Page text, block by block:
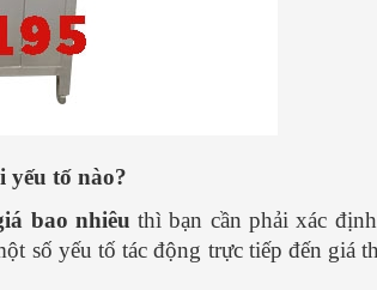
gì
Không phải ngẫu nhiên phở bò lại
được các đầu bếp hàng đầu thế giới
bình chọn là món ăn nên thử ít nhất 1
lần trong đời. Đằng sau mỗi tô phở ấy
là một hương vị đặc trưng...
yếu tố nào?
bao nhiêu thì bạn cần phải xác
số yếu tố tác động trực tiếp đến giá